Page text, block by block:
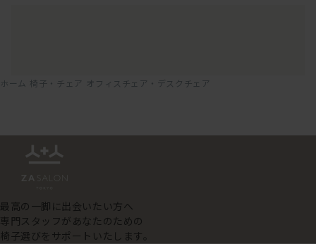
ホーム 椅子・チェア オフィスチェア・デスクチェア
最高の一脚に出会いたい方へ
専門スタッフがあなたのための
椅子選びをサポートいたします。